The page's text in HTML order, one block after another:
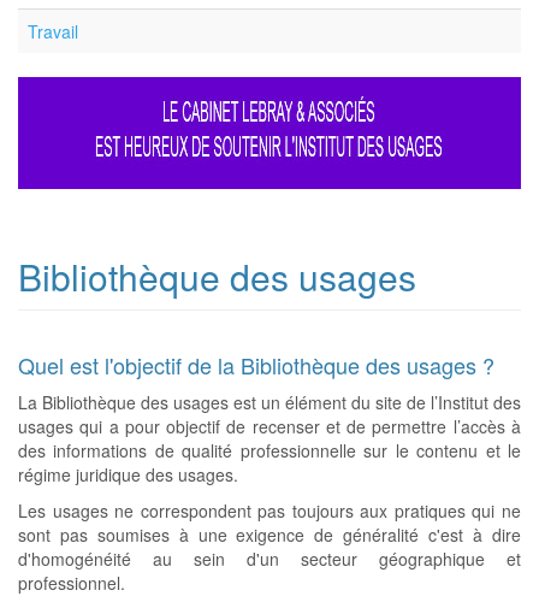
Travail
Bibliothèque des usages
Quel est l'objectif de la Bibliothèque des usages ?
La Bibliothèque des usages est un élément du site de l’Institut des
usages qui a pour objectif de recenser et de permettre l’accès à
des informations de qualité professionnelle sur le contenu et le
régime juridique des usages.
Les usages ne correspondent pas toujours aux pratiques qui ne
sont pas soumises à une exigence de généralité c'est à dire
d'homogénéité au sein d'un secteur géographique et
professionnel.